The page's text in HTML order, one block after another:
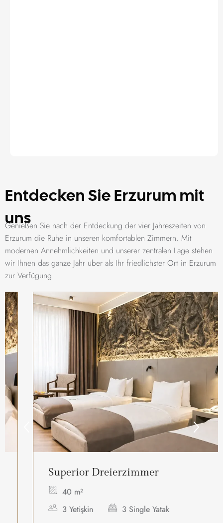
Entdecken Sie Erzurum mit
uns
Genießen Sie nach der Entdeckung der vier Jahreszeiten von
Erzurum die Ruhe in unseren komfortablen Zimmern. Mit
modernen Annehmlichkeiten und unserer zentralen Lage stehen
wir Ihnen das ganze Jahr über als Ihr friedlichster Ort in Erzurum
zur Verfügung.
Superior Dreierzimmer
40 m²
3 Yetişkin
3 Single Yatak